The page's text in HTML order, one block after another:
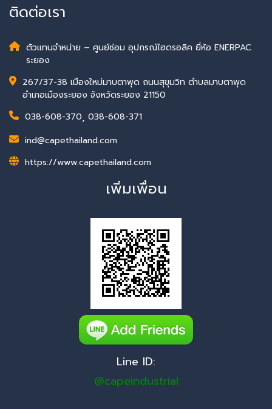
ติดต่อเรา
ตัวแทนจำหน่าย – ศูนย์ซ่อม อุปกรณ์ไฮดรอลิค ยี่ห้อ ENERPAC
ระยอง
267/37-38 เมืองใหม่มาบตาพุด ถนนสุขุมวิท ตำบลมาบตาพุด
อำเภอเมืองระยอง จังหวัดระยอง 21150
038-608-370, 038-608-371
ind@capethailand.com
https://www.capethailand.com
เพิ่มเพื่อน
Line ID:
@capeindustrial